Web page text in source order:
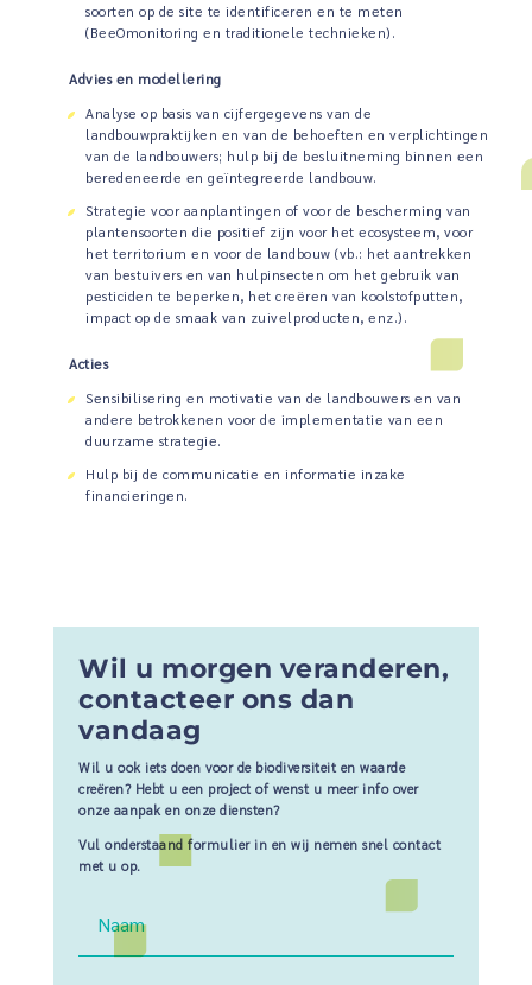
soorten op de site te identificeren en te meten
(BeeOmonitoring en traditionele technieken).
Advies en modellering
Analyse op basis van cijfergegevens van de
landbouwpraktijken en van de behoeften en verplichtingen
van de landbouwers; hulp bij de besluitneming binnen een
beredeneerde en geïntegreerde landbouw.
Strategie voor aanplantingen of voor de bescherming van
plantensoorten die positief zijn voor het ecosysteem, voor
het territorium en voor de landbouw (vb.: het aantrekken
van bestuivers en van hulpinsecten om het gebruik van
pesticiden te beperken, het creëren van koolstofputten,
impact op de smaak van zuivelproducten, enz.).
Acties
Sensibilisering en motivatie van de landbouwers en van
andere betrokkenen voor de implementatie van een
duurzame strategie.
Hulp bij de communicatie en informatie inzake
financieringen.
Wil u morgen veranderen,
contacteer ons dan
vandaag
Wil u ook iets doen voor de biodiversiteit en waarde
creëren? Hebt u een project of wenst u meer info over
onze aanpak en onze diensten?
Vul onderstaand formulier in en wij nemen snel contact
met u op.